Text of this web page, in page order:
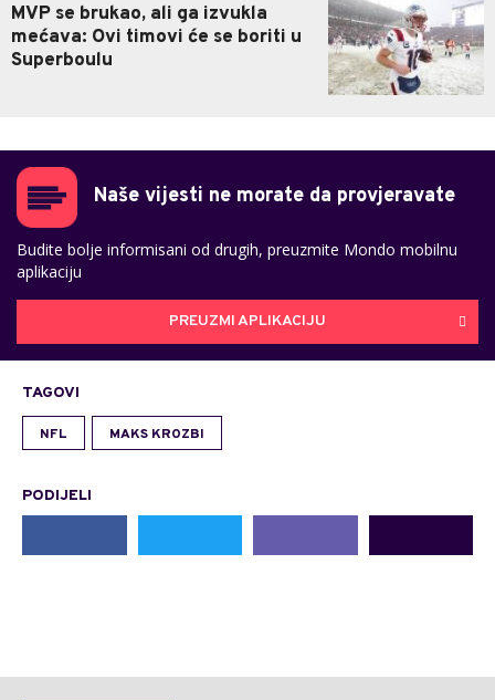
MVP se brukao, ali ga izvukla
mećava: Ovi timovi će se boriti u
Superboulu
Naše vijesti ne morate da provjeravate
Budite bolje informisani od drugih, preuzmite Mondo mobilnu
aplikaciju
PREUZMI APLIKACIJU
TAGOVI
NFL MAKS KROZBI
PODIJELI